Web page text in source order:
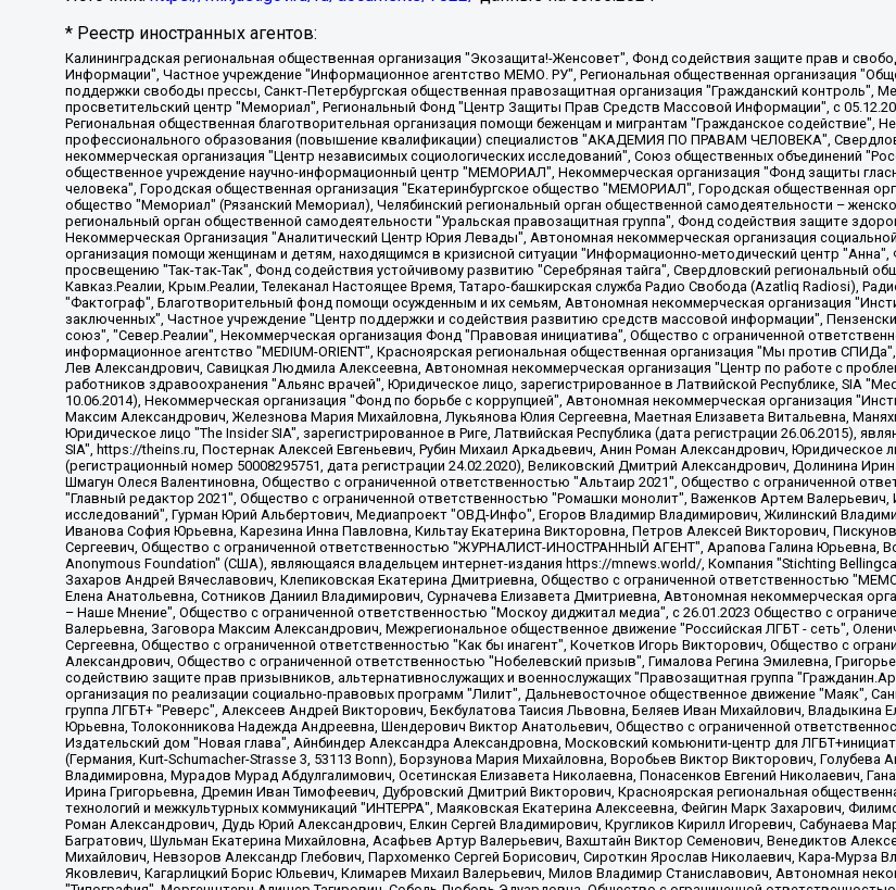
* Реестр иностранных агентов:
Калининградская региональная общественная организация "Экозащита!-Женсовет", Фонд содействия защите прав и свобод граждан "Общественный вердикт", Фонд "Институт Развития Свободы Информации", Частное учреждение "Информационное агентство МЕМО. РУ", Региональная общественная организация "Общественная комиссия по сохранению наследия академика Сахарова", Фонд поддержки свободы прессы, Санкт-Петербургская общественная правозащитная организация "Гражданский контроль", Межрегиональная общественная организация "Информационно-просветительский центр "Мемориал", Региональный Фонд "Центр Защиты Прав Средств Массовой Информации", с 05.12.2023 Фонд "Центр Защиты Прав Средств массовой информации", Региональная общественная благотворительная организация помощи беженцам и мигрантам "Гражданское содействие", Негосударственное образовательное учреждение дополнительного профессионального образования (повышение квалификации) специалистов "АКАДЕМИЯ ПО ПРАВАМ ЧЕЛОВЕКА", Свердловская региональная общественная организация "Сутяжник", Автономная некоммерческая организация "Центр независимых социологических исследований", Союз общественных объединений "Российский исследовательский центр по правам человека", Региональное общественное учреждение научно-информационный центр "МЕМОРИАЛ", Некоммерческая организация "Фонд защиты гласности", Автономная некоммерческая организация "Институт прав человека", Городская общественная организация "Екатеринбургское общество "МЕМОРИАЛ", Городская общественная организация "Рязанское историко-просветительское и правозащитное общество "Мемориал" (Рязанский Мемориал), Челябинский региональный орган общественной самодеятельности – женское общественное объединение "Женщины Евразии", Челябинский региональный орган общественной самодеятельности "Уральская правозащитная группа", Фонд содействия защите здоровья и социальной справедливости имени Андрея Рылькова, Автономная Некоммерческая Организация "Аналитический Центр Юрия Левады", Автономная некоммерческая организация социальной поддержки населения "Проект Апрель", Региональная общественная организация помощи женщинам и детям, находящимся в кризисной ситуации "Информационно-методический центр "Анна", Фонд содействия развитию массовых коммуникаций и правовому просвещению "Так-так-Так", Фонд содействия устойчивому развитию "Серебряная тайга", Свердловский региональный общественный фонд социальных проектов "Новое время", "Idel.Реалии", Кавказ.Реалии, Крым.Реалии, Телеканал Настоящее Время, Татаро-башкирская служба Радио Свобода (Azatliq Radiosi), Радио Свободная Европа/Радио Свобода (PCE/PC), "Сибирь.Реалии", "Фактограф", Благотворительный фонд помощи осужденным и их семьям, Автономная некоммерческая организация "Институт глобализации и социальных движений", Фонд "В защиту прав заключенных", Частное учреждение "Центр поддержки и содействия развитию средств массовой информации", Пензенский региональный общественный благотворительный фонд "Гражданский союз", "Север.Реалии", Некоммерческая организация Фонд "Правовая инициатива", Общество с ограниченной ответственностью "Радио Свободная Европа/Радио Свобода", Чешское информационное агентство "MEDIUM-ORIENT", Красноярская региональная общественная организация "Мы против СПИДа", Камалягин Денис Николаевич, Маркелов Сергей Евгеньевич, Пономарев Лев Александрович, Савицкая Людмила Алексеевна, Автономная некоммерческая организация "Центр по работе с проблемой насилия "НАСИЛИЮ.НЕТ", Межрегиональный профессиональный союз работников здравоохранения "Альянс врачей", Юридическое лицо, зарегистрированное в Латвийской Республике, SIA "Medusa Project" (регистрационный номер 40103797863, дата регистрации 10.06.2014), Некоммерческая организация "Фонд по борьбе с коррупцией", Автономная некоммерческая организация "Институт права и публичной политики", Баданин Роман Сергеевич, Гликин Максим Александрович, Железнова Мария Михайловна, Лукьянова Юлия Сергеевна, Маетная Елизавета Витальевна, Маняхин Петр Борисович, Чуракова Ольга Владимировна, Ярош Юлия Петровна, Юридическое лицо "The Insider SIA", зарегистрированное в Риге, Латвийская Республика (дата регистрации 26.06.2015), являющееся администратором доменного имени интернет-издания "The Insider SIA", https://theins.ru, Постернак Алексей Евгеньевич, Рубин Михаил Аркадьевич, Анин Роман Александрович, Юридическое лицо Istories fonds, зарегистрированное в Латвийской Республике (регистрационный номер 50008295751, дата регистрации 24.02.2020), Великовский Дмитрий Александрович, Долинина Ирина Николаевна, Мароховская Алеся Алексеевна, Шлейнов Роман Юрьевич, Шмагун Олеся Валентиновна, Общество с ограниченной ответственностью "Альтаир 2021", Общество с ограниченной ответственностью "Вега 2021", Общество с ограниченной ответственностью "Главный редактор 2021", Общество с ограниченной ответственностью "Ромашки монолит", Важенков Артем Валерьевич, Ивановская областная общественная организация "Центр гендерных исследований", Гурман Юрий Альбертович, Медиапроект "ОВД-Инфо", Егоров Владимир Владимирович, Жилинский Владимир Александрович, Общество с ограниченной ответственностью "ЗП", Иванова София Юрьевна, Карезина Инна Павловна, Кильтау Екатерина Викторовна, Петров Алексей Викторович, Пискунов Сергей Евгеньевич, Смирнов Сергей Сергеевич, Тихонов Михаил Сергеевич, Общество с ограниченной ответственностью "ЖУРНАЛИСТ-ИНОСТРАННЫЙ АГЕНТ", Арапова Галина Юрьевна, Вольтская Татьяна Анатольевна, Американская компания "Mason G.E.S. Anonymous Foundation" (США), являющаяся владельцем интернет-издания https://mnews.world/, Компания "Stichting Bellingcat", зарегистрированная в Нидерландах (дата регистрации 11.07.2018), Захаров Андрей Вячеславович, Клепиковская Екатерина Дмитриевна, Общество с ограниченной ответственностью "МЕМО", Перл Роман Александрович, Симонов Евгений Алексеевич, Соловьева Елена Анатольевна, Сотников Даниил Владимирович, Сурначева Елизавета Дмитриевна, Автономная некоммерческая организация по защите прав человека и информированию населения "Якутия – Наше Мнение", Общество с ограниченной ответственностью "Москоу диджитал медиа", с 26.01.2023 Общество с ограниченной ответственностью "Чайка Белые сады", Ветошкина Валерия Валерьевна, Заговора Максим Александрович, Межрегиональное общественное